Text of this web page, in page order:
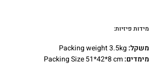
מידות פיזיות:
משקל:
מימדים: